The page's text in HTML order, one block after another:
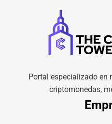
Portal especializado en
criptomonedas,